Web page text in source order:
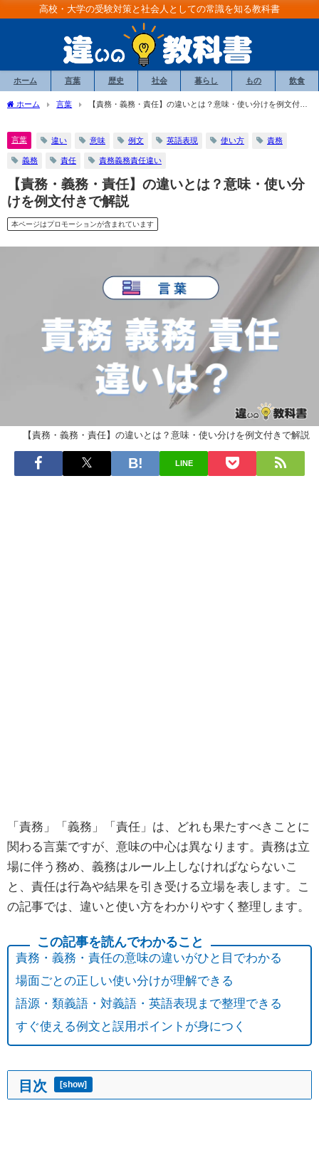
高校・大学の受験対策と社会人としての常識を知る教科書
ホーム 言葉 歴史 社会 暮らし もの 飲食
ホーム 言葉
【責務・義務・責任】の違いとは？意味・使い分けを例文付き
言葉 違い 意味 例文 英語表現 使い方 責務
義務 責任 責務義務責任違い
【責務・義務・責任】の違いとは？意味・使い分
けを例文付きで解説
本ページはプロモーションが含まれています
【責務・義務・責任】の違いとは？意味・使い分けを例文付きで解説
LINE
「責務」「義務」「責任」は、どれも果たすべきことに
関わる言葉ですが、意味の中心は異なります。責務は立
場に伴う務め、義務はルール上しなければならないこ
と、責任は行為や結果を引き受ける立場を表します。こ
の記事では、違いと使い方をわかりやすく整理します。
責務・義務・責任の意味の違いがひと目でわかる
場面ごとの正しい使い分けが理解できる
語源・類義語・対義語・英語表現まで整理できる
すぐ使える例文と誤用ポイントが身につく
目次 [show]